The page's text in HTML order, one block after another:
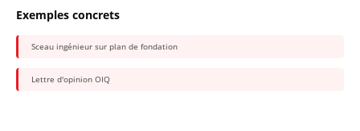
Exemples concrets
Sceau ingénieur sur plan de fondation
Lettre d'opinion OIQ